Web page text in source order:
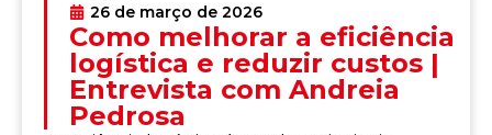
26 de março de 2026
Como melhorar a eficiência
logística e reduzir custos |
Entrevista com Andreia
Pedrosa